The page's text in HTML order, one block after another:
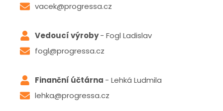
vacek@progressa.cz
Vedoucí výroby- Fogl Ladislav
fogl@progressa.cz
Finanční účtárna - Lehká Ludmila
lehka@progressa.cz